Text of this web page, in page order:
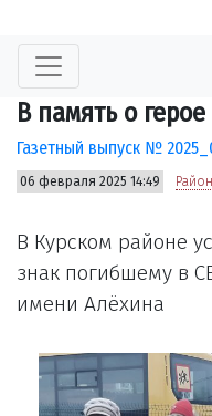
В память о герое
Газетный выпуск №
06 февраля 2025 14:49
В Курском районе
знак погибшему в
имени Алёхина